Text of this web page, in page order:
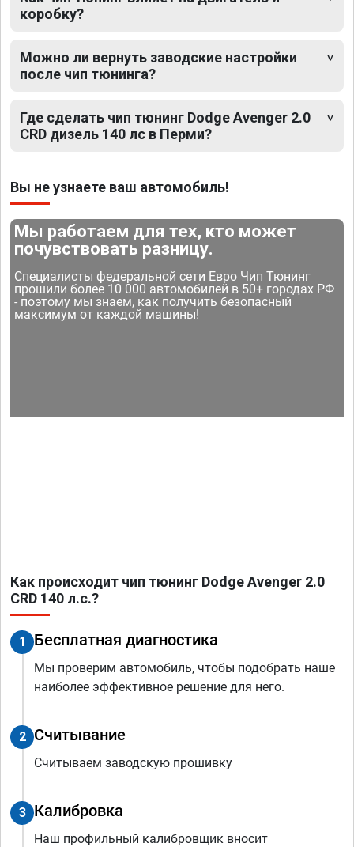
коробку?
Можно ли вернуть заводские настройки
после чип тюнинга?
Где сделать чип тюнинг Dodge Avenger 2.0
CRD дизель 140 лс в Перми?
Вы не узнаете ваш автомобиль!
Мы работаем для тех, кто может
почувствовать разницу.
Специалисты федеральной сети Евро Чип Тюнинг
прошили более 10 000 автомобилей в 50+ городах РФ
- поэтому мы знаем, как получить безопасный
максимум от каждой машины!
Как происходит чип тюнинг Dodge Avenger 2.0
CRD 140 л.с.?
1 Бесплатная диагностика
Мы проверим автомобиль, чтобы подобрать наше
наиболее эффективное решение для него.
2 Считывание
Считываем заводскую прошивку
3 Калибровка
Наш профильный калибровщик вносит